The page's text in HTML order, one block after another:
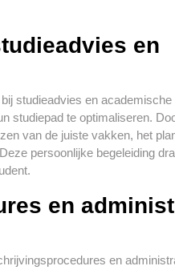
en
studieadvies en
studiepad te optimaliseren.
van de juiste vakken, het
persoonlijke begeleiding
en
en